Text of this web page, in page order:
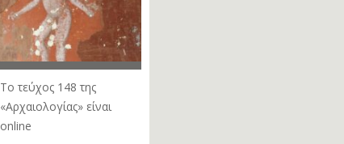
Το τεύχος 148 της
«Αρχαιολογίας» είναι
online